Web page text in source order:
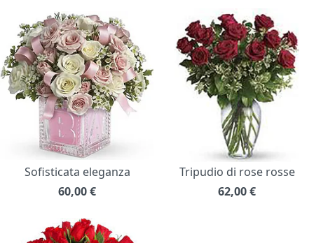
Sofisticata eleganza
60,00€
Tripudio di rose rosse
62,00€